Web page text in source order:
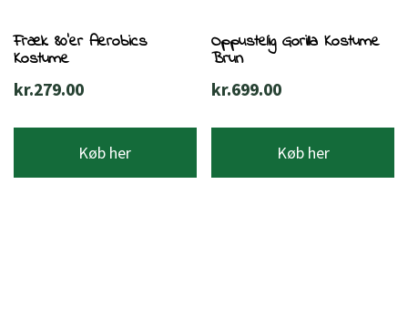
Fræk 80’er Aerobics
Kostume
kr.279.00
Køb her
Oppustelig Gorilla Kostume
Brun
kr.699.00
Køb her